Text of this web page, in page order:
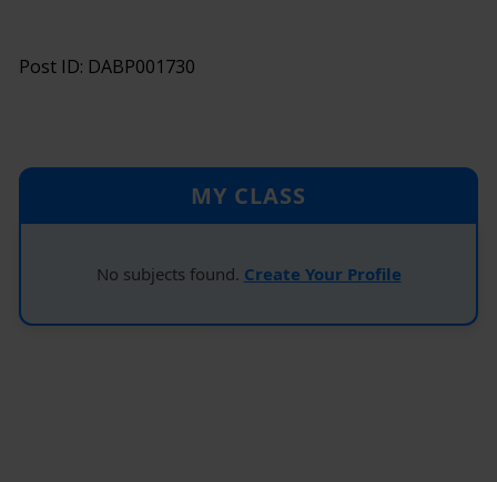
Post ID: DABP001730
MY CLASS
No subjects found. Create Your Profile